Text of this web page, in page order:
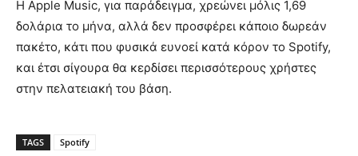
Η Apple Music, για παράδειγμα, χρεώνει μόλις 1,69
δολάρια το μήνα, αλλά δεν προσφέρει κάποιο δωρεάν
πακέτο, κάτι που φυσικά ευνοεί κατά κόρον το Spotify,
και έτσι σίγουρα θα κερδίσει περισσότερους χρήστες
στην πελατειακή του βάση.
TAGS Spotify